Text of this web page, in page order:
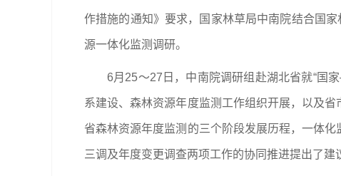
作措施的通知》要求，国家林草局中南院结合国
源一体化监测调研。
6月25～27日， 中南院调研组 赴湖北省就“国
系建设、森林资源年度监测工作组织开展，以及
省森林资源年度监测的三个阶段发展历程，一体
三调及年度变更调查两项工作的协同推进提出了建